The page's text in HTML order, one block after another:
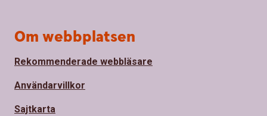
Om webbplatsen
Rekommenderade webbläsare
Användarvillkor
Sajtkarta